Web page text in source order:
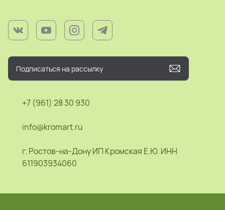
+7 (961) 28 30 930
info@kromart.ru
г. Ростов-на-Дону ИП Кромская Е.Ю. ИНН
611903934060